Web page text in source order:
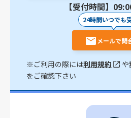
【受付時間】
24時間いつでも
メールで問
※ご利用の際には利用規約 や
をご確認下さい